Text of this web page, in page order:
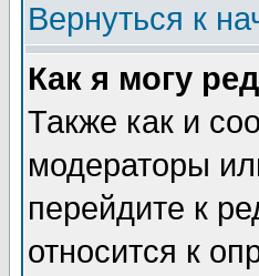
Вернуться к
Как я могу
Также как и
модераторы
перейдите к
относится к